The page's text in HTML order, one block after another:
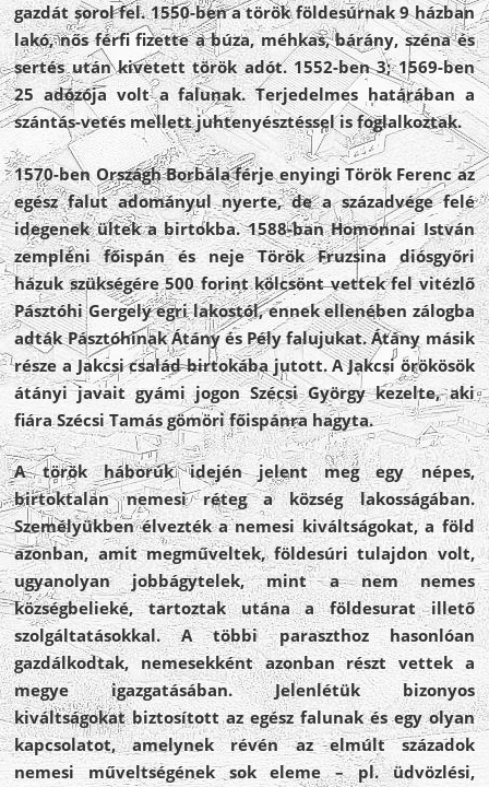
gazdát sorol fel. 1550-ben a török földesúrnak 9 házban
lakó, nős férfi fizette a búza, méhkas, bárány, széna és
sertés után kivetett török adót. 1552-ben 3; 1569-ben
25 adózója volt a falunak. Terjedelmes határában a
szántás-vetés mellett juhtenyésztéssel is foglalkoztak.
1570-ben Országh Borbála férje enyingi Török Ferenc az
egész falut adományul nyerte, de a századvége felé
idegenek ültek a birtokba. 1588-ban Homonnai István
zempléni főispán és neje Török Fruzsina diósgyőri
házuk szükségére 500 forint kölcsönt vettek fel vitézlő
Pásztóhi Gergely egri lakostól, ennek ellenében zálogba
adták Pásztóhinak Átány és Pély falujukat. Átány másik
része a Jakcsi család birtokába jutott. A Jakcsi örökösök
átányi javait gyámi jogon Szécsi György kezelte, aki
fiára Szécsi Tamás gömöri főispánra hagyta.
A török háborúk idején jelent meg egy népes,
birtoktalan nemesi réteg a község lakosságában.
Személyükben élvezték a nemesi kiváltságokat, a föld
azonban, amit megműveltek, földesúri tulajdon volt,
ugyanolyan jobbágytelek, mint a nem nemes
községbelieké, tartoztak utána a földesurat illető
szolgáltatásokkal. A többi paraszthoz hasonlóan
gazdálkodtak, nemesekként azonban részt vettek a
megye igazgatásában. Jelenlétük bizonyos
kiváltságokat biztosított az egész falunak és egy olyan
kapcsolatot, amelynek révén az elmúlt századok
nemesi műveltségének sok eleme – pl. üdvözlési,